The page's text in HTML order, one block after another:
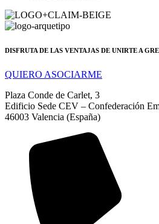
DISFRUTA DE LAS VENTAJAS DE UNIRTE A
QUIERO ASOCIARME
Plaza Conde de Carlet, 3
Edificio Sede CEV – Confederación
46003 Valencia (España)